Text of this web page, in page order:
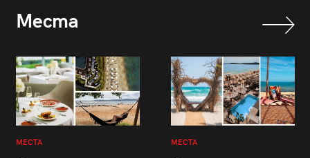
Места
МЕСТА МЕСТА